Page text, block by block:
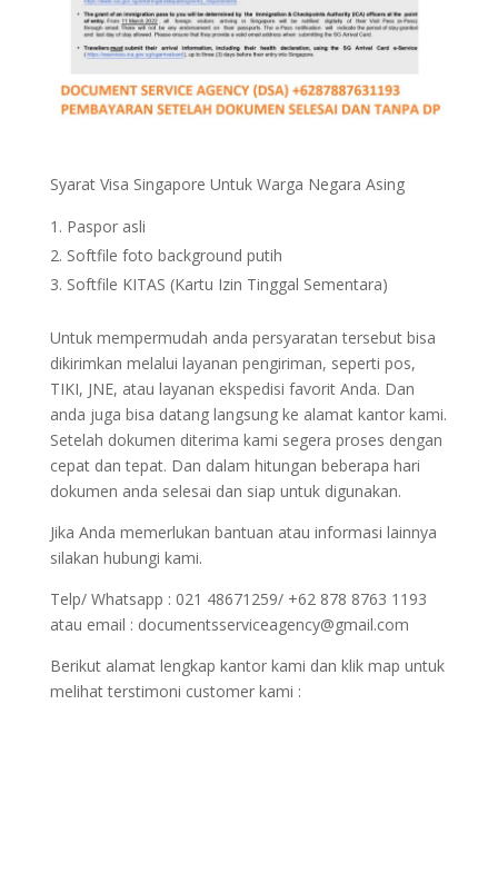
Syarat Visa Singapore Untuk Warga Negara Asing
Paspor asli
Softfile foto background putih
Softfile KITAS (Kartu Izin Tinggal Sementara)
Untuk mempermudah anda persyaratan tersebut bisa
dikirimkan melalui layanan pengiriman, seperti pos,
TIKI, JNE, atau layanan ekspedisi favorit Anda. Dan
anda juga bisa datang langsung ke alamat kantor kami.
Setelah dokumen diterima kami segera proses dengan
cepat dan tepat. Dan dalam hitungan beberapa hari
dokumen anda selesai dan siap untuk digunakan.
Jika Anda memerlukan bantuan atau informasi lainnya
silakan hubungi kami.
Telp/ Whatsapp : 021 48671259/ +62 878 8763 1193
atau email : documentsserviceagency@gmail.com
Berikut alamat lengkap kantor kami dan klik map untuk
melihat terstimoni customer kami :